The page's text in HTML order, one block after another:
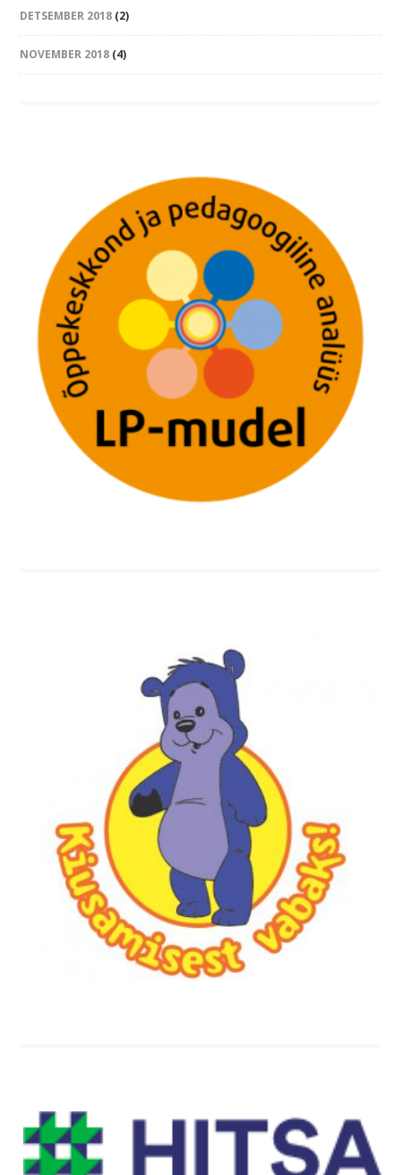
DETSEMBER 2018 (2)
NOVEMBER 2018 (4)